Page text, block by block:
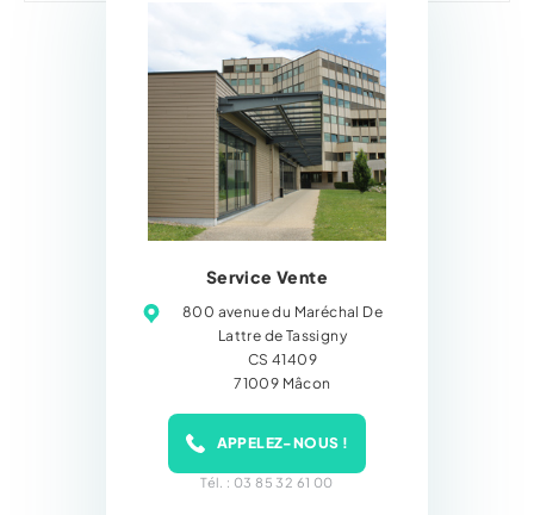
Service Vente
800 avenue du Maréchal De
Lattre de Tassigny
CS 41409
71009 Mâcon
APPELEZ-NOUS !
Tél. : 03 85 32 61 00